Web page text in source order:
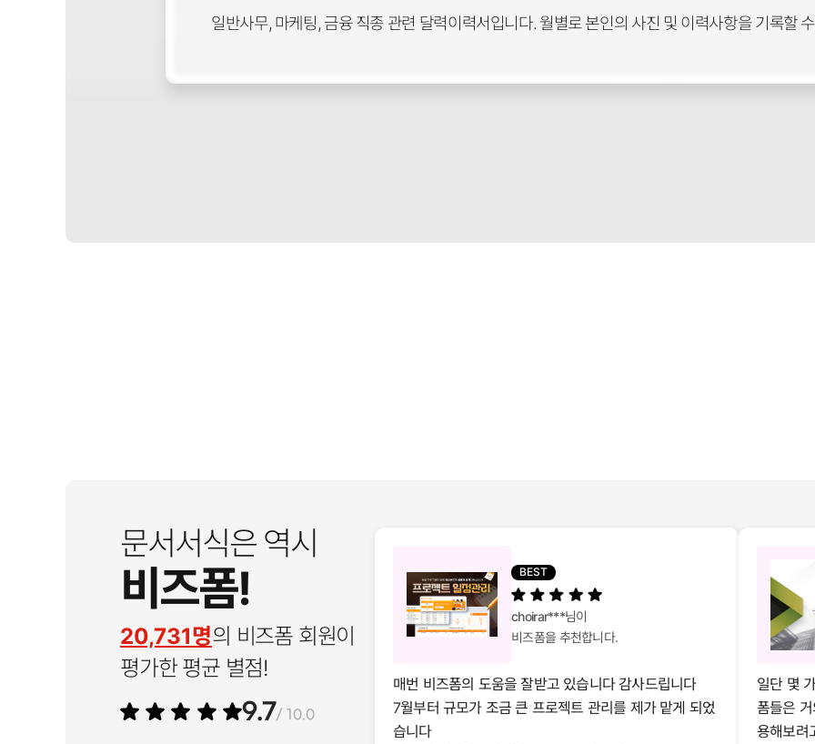
일반사무, 마케팅, 금융 직종 관련 달력이력서입니다. 월별로 본인의 사진 및 이력사항을 기록할
문서서식은 역시
비즈폼!
20,731명의 비즈폼 회원이
평가한 평균 별점!
9.7/ 10.0
BEST
choirar***님이
비즈폼을 추천합니다.
매번 비즈폼의 도움을 잘받고 있습니다 감사드립니다
7월부터 규모가 조금 큰 프로젝트 관리를 제가 맡게 되었
습니다
일단 몇
폼들은
용해보려